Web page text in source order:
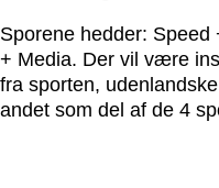
Sporene hedder:
+ Media. Der vil være
fra sporten,
andet som del af de 4